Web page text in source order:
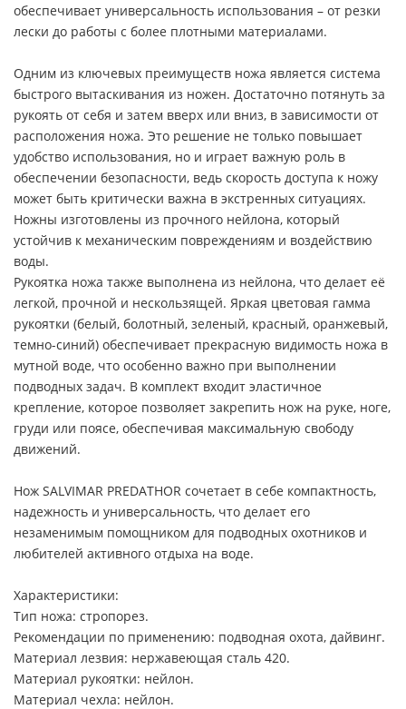
обеспечивает универсальность использования – от резки
лески до работы с более плотными материалами.
Одним из ключевых преимуществ ножа является система
быстрого вытаскивания из ножен. Достаточно потянуть за
рукоять от себя и затем вверх или вниз, в зависимости от
расположения ножа. Это решение не только повышает
удобство использования, но и играет важную роль в
обеспечении безопасности, ведь скорость доступа к ножу
может быть критически важна в экстренных ситуациях.
Ножны изготовлены из прочного нейлона, который
устойчив к механическим повреждениям и воздействию
воды.
Рукоятка ножа также выполнена из нейлона, что делает её
легкой, прочной и нескользящей. Яркая цветовая гамма
рукоятки (белый, болотный, зеленый, красный, оранжевый,
темно-синий) обеспечивает прекрасную видимость ножа в
мутной воде, что особенно важно при выполнении
подводных задач. В комплект входит эластичное
крепление, которое позволяет закрепить нож на руке, ноге,
груди или поясе, обеспечивая максимальную свободу
движений.
Нож SALVIMAR PREDATHOR сочетает в себе компактность,
надежность и универсальность, что делает его
незаменимым помощником для подводных охотников и
любителей активного отдыха на воде.
Характеристики:
Тип ножа: стропорез.
Рекомендации по применению: подводная охота, дайвинг.
Материал лезвия: нержавеющая сталь 420.
Материал рукоятки: нейлон.
Материал чехла: нейлон.